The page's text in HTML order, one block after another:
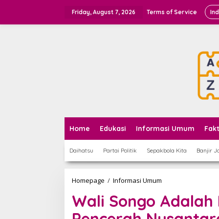
Friday, August 7, 2026 Terms of Service
Home Edukasi Informasi Umum
Daihatsu Partai Politik Sepakbola Kita Banjir
Homepage / Informasi Umum
Adalah
Penyebar
Islam
Wali Songo